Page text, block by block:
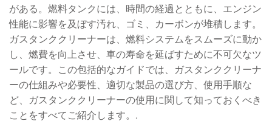
がある。燃料タンクには、時間の経過とともに、エンジン
性能に影響を及ぼす汚れ、ゴミ、カーボンが堆積します。
ガスタンククリーナーは、燃料システムをスムーズに動か
し、燃費を向上させ、車の寿命を延ばすために不可欠なツ
ールです。この包括的なガイドでは、ガスタンククリーナ
ーの仕組みや必要性、適切な製品の選び方、使用手順な
ど、ガスタンククリーナーの使用に関して知っておくべき
ことをすべてご紹介します。.